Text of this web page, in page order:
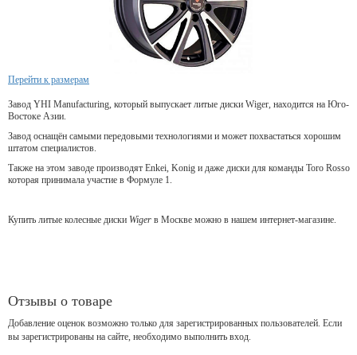
Перейти к размерам
Завод YHI Manufacturing, который выпускает литые диски Wiger, находится на Юго-
Востоке Азии.
Завод оснащён самыми передовыми технологиями и может похвастаться хорошим
штатом специалистов.
Также на этом заводе производят Enkei, Konig и даже диски для команды Toro Rosso
которая принимала участие в Формуле 1.
Купить литые колесные диски Wiger в Москве можно в нашем интернет-магазине.
Отзывы о товаре
Добавление оценок возможно только для зарегистрированных пользователей. Если
вы зарегистрированы на сайте, необходимо выполнить вход.